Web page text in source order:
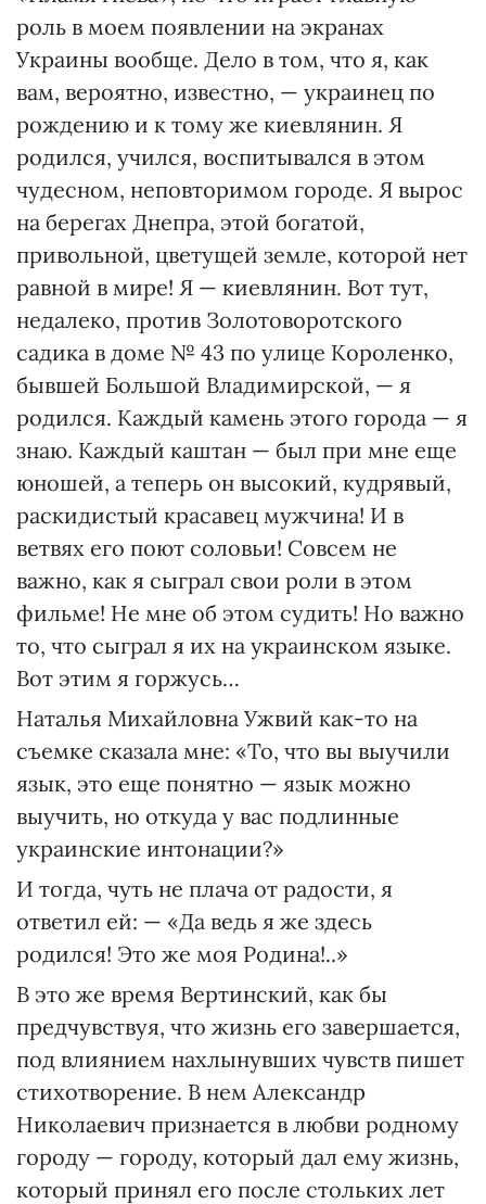
роль в моем появлении на экранах
Украины вообще. Дело в том, что я, как
вам, вероятно, известно, — украинец по
рождению и к тому же киевлянин. Я
родился, учился, воспитывался в этом
чудесном, неповторимом городе. Я вырос
на берегах Днепра, этой богатой,
привольной, цветущей земле, которой нет
равной в мире! Я — киевлянин. Вот тут,
недалеко, против Золотоворотского
садика в доме № 43 по улице Короленко,
бывшей Большой Владимирской, — я
родился. Каждый камень этого города — я
знаю. Каждый каштан — был при мне еще
юношей, а теперь он высокий, кудрявый,
раскидистый красавец мужчина! И в
ветвях его поют соловьи! Совсем не
важно, как я сыграл свои роли в этом
фильме! Не мне об этом судить! Но важно
то, что сыграл я их на украинском языке.
Вот этим я горжусь…
Наталья Михайловна Ужвий как-то на
съемке сказала мне: «То, что вы выучили
язык, это еще понятно — язык можно
выучить, но откуда у вас подлинные
украинские интонации?»
И тогда, чуть не плача от радости, я
ответил ей: — «Да ведь я же здесь
родился! Это же моя Родина!..»
В это же время Вертинский, как бы
предчувствуя, что жизнь его завершается,
под влиянием нахлынувших чувств пишет
стихотворение. В нем Александр
Николаевич признается в любви родному
городу — городу, который дал ему жизнь,
который принял его после стольких лет